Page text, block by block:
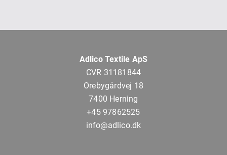
Adlico Textile ApS
CVR 31181844
Orebygårdvej 18
7400 Herning
+45 97862525
info@adlico.dk